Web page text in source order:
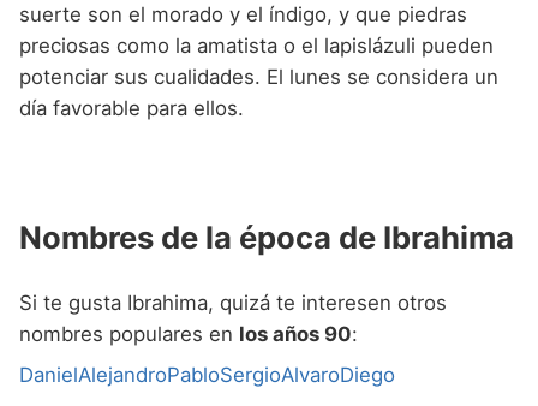
suerte son el morado y el índigo, y que piedras
preciosas como la amatista o el lapislázuli pueden
potenciar sus cualidades. El lunes se considera un
día favorable para ellos.
Nombres de la época de Ibrahima
Si te gusta Ibrahima, quizá te interesen otros
nombres populares en los años 90:
DanielAlejandroPabloSergioAlvaroDiego